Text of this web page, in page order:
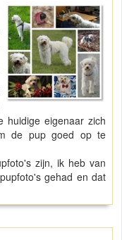
huidige eigenaar zich
de pup goed op te
zijn, ik heb van
gehad en dat